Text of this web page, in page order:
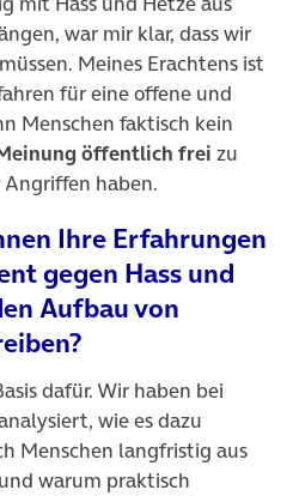
war mir klar, dass wir
Meines Erachtens ist
für eine offene und
Menschen faktisch kein
öffentlich frei zu
haben.
Ihre Erfahrungen
gegen Hass und
Aufbau von
dafür. Wir haben bei
wie es dazu
Menschen langfristig aus
warum praktisch